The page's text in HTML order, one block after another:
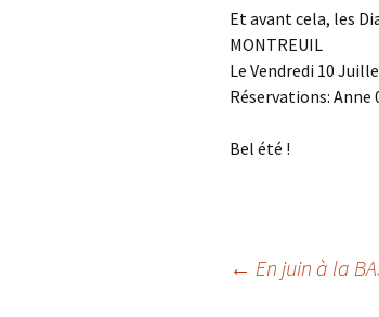
Et avant cela, les
MONTREUIL
Le Vendredi 10
Réservations: Anne
Bel été !
Navigation
← En juin à la